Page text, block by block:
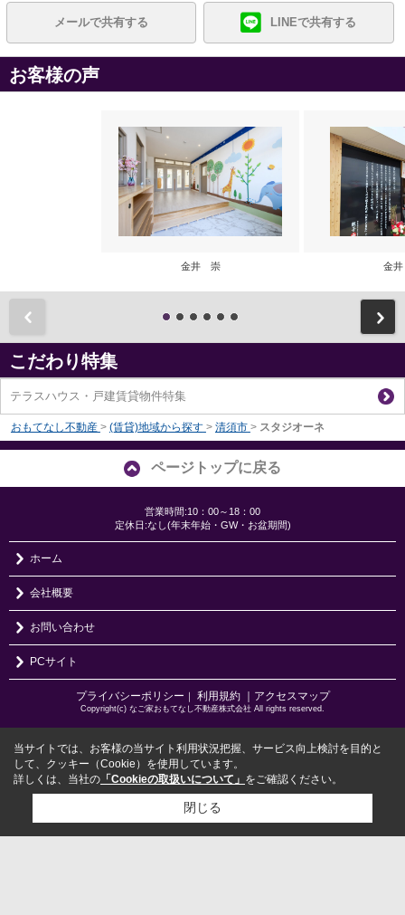
メールで共有する LINEで共有する
お客様の声
金井 崇 金
こだわり特集
テラスハウス・戸建賃貸物件特集
おもてなし不動産 > (賃貸)地域から探す > 清須市 > スタジオーネ
ページトップに戻る
営業時間:10：00～18：00
定休日:なし(年末年始・GW・お盆期間)
ホーム
会社概要
お問い合わせ
PCサイト
プライバシーポリシー 利用規約 ｜アクセスマップ
Copyright(c) なご家おもてなし不動産株式会社 All rights reserved.
当サイトでは、お客様の当サイト利用状況把握、サービス向上検討を目的と
して、クッキー（Cookie）を使用しています。
詳しくは、当社の 「Cookieの取扱いについて」 をご確認ください。
閉じる